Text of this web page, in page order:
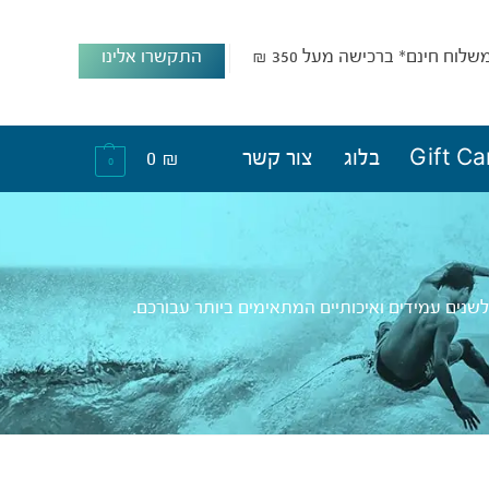
חינם* ברכישה מעל 350 ₪ התקשרו אלינו
Gift בלוג צור קשר ₪
0
עמידים ואיכותיים המתאימים ביותר עבורכם.